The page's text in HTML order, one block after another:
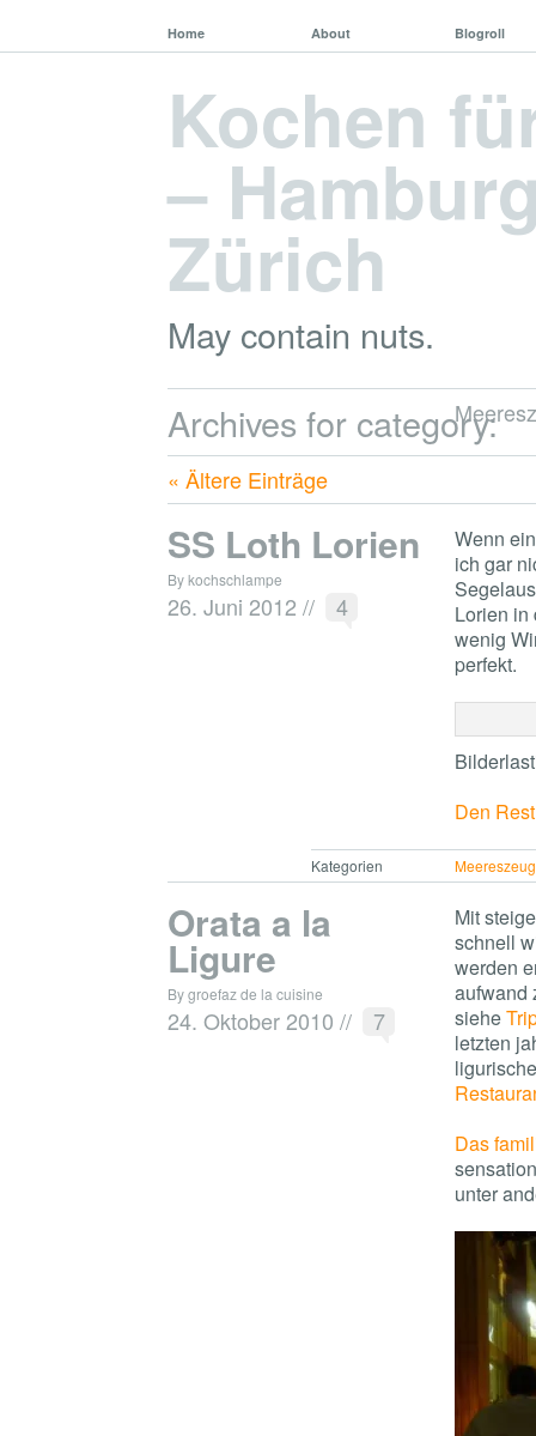
Home About Blogroll
Kochen
–
Zürich
May contain nuts.
Archives for category:
« Ältere Einträge
SS Loth Lorien
By kochschlampe
26. Juni 2012 // 4
Wenn
ich gar
Lorien in
wenig
perfekt.
Den
Kategorien Meereszeug
Orata a la
Ligure
By groefaz de la cuisine
24. Oktober 2010 // 7
Mit
schnell
werden
aufwand
siehe
letzten
Das
unter